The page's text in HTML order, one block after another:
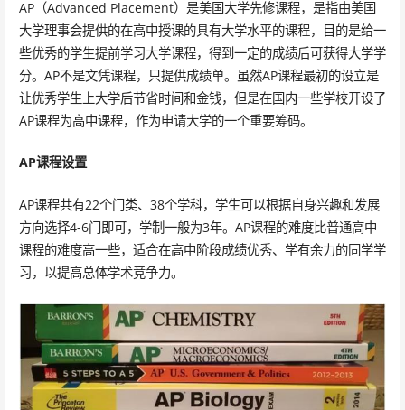
AP（Advanced Placement）是美国大学先修课程，是指由美国
大学理事会提供的在高中授课的具有大学水平的课程，目的是给一
些优秀的学生提前学习大学课程，得到一定的成绩后可获得大学学
分。AP不是文凭课程，只提供成绩单。虽然AP课程最初的设立是
让优秀学生上大学后节省时间和金钱，但是在国内一些学校开设了
AP课程为高中课程，作为申请大学的一个重要筹码。
AP课程设置
AP课程共有22个门类、38个学科，学生可以根据自身兴趣和发展
方向选择4-6门即可，学制一般为3年。AP课程的难度比普通高中
课程的难度高一些，适合在高中阶段成绩优秀、学有余力的同学学
习，以提高总体学术竞争力。